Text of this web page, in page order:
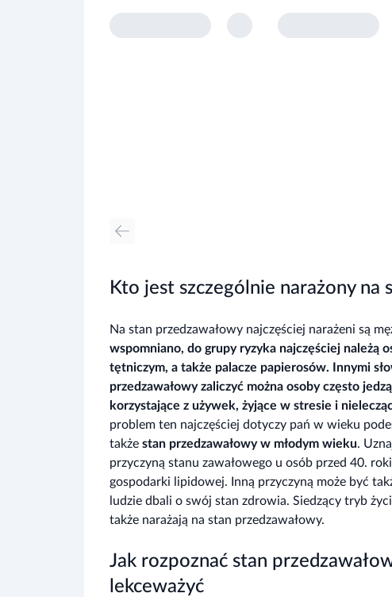
Kto jest szczególnie narażony na
Na stan przedzawałowy najczęściej narażeni są
wspomniano, do grupy ryzyka najczęściej należą
tętniczym, a także palacze papierosów. Innymi
przedzawałowy zaliczyć można osoby często
korzystające z używek, żyjące w stresie i
problem ten najczęściej dotyczy pań w wieku
także stan przedzawałowy w młodym wieku.
przyczyną stanu zawałowego u osób przed 40.
gospodarki lipidowej. Inną przyczyną może być
ludzie dbali o swój stan zdrowia. Siedzący tryb
także narażają na stan przedzawałowy.
Jak rozpoznać stan
lekceważyć